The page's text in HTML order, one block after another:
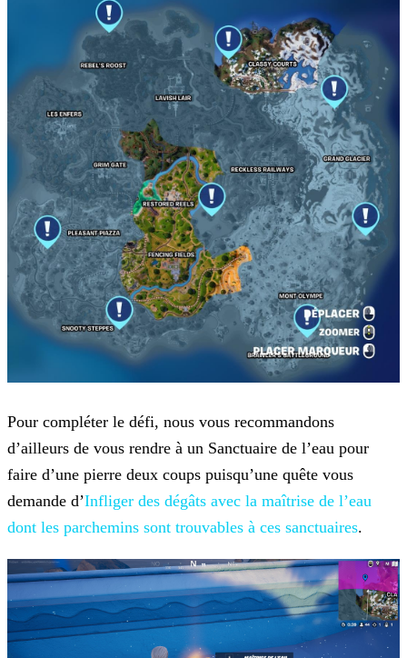
Pour compléter le défi, nous vous recommandons
d’ailleurs de vous rendre à un Sanctuaire de l’eau pour
faire d’une pierre deux coups puisqu’une quête vous
demande d’Infliger des dégâts avec la maîtrise de l’eau
dont les parchemins sont trouvables à ces sanctuaires.